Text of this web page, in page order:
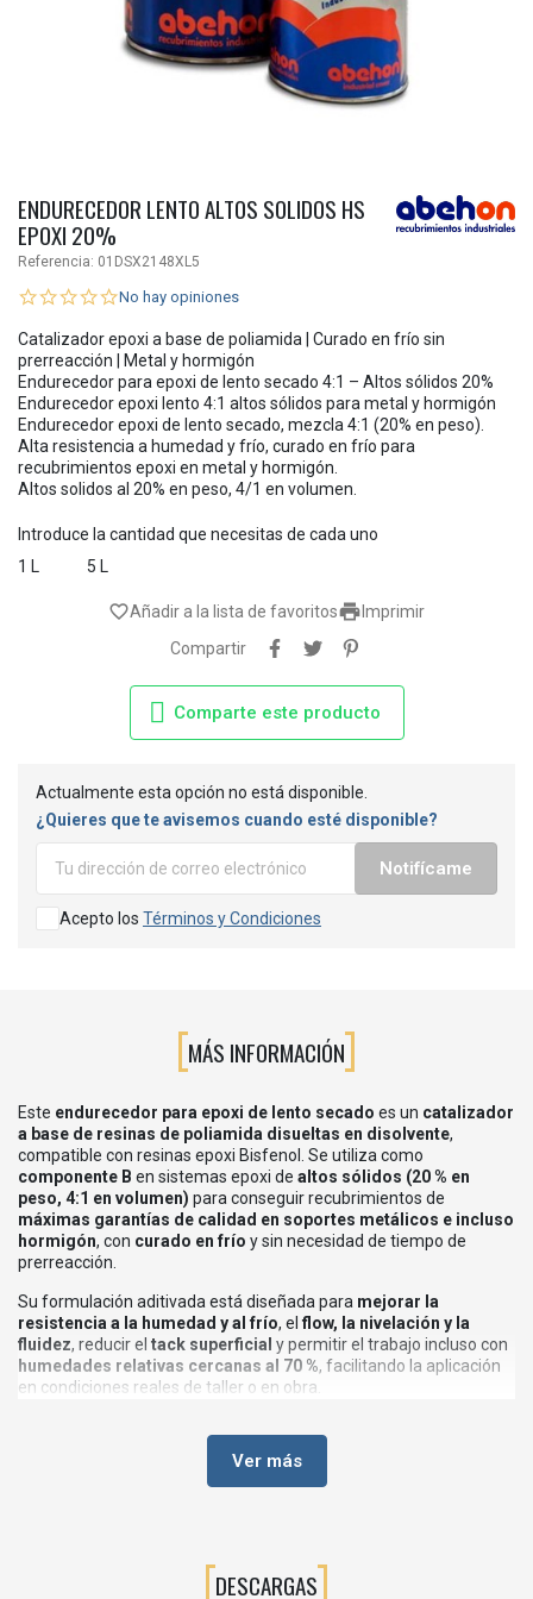
ENDURECEDOR LENTO ALTOS SOLIDOS HS
EPOXI 20%
Referencia: 01DSX2148XL5
No hay opiniones
Catalizador epoxi a base de poliamida | Curado en frío sin
prerreacción | Metal y hormigón
Endurecedor para epoxi de lento secado 4:1 – Altos sólidos 20%
Endurecedor epoxi lento 4:1 altos sólidos para metal y hormigón
Endurecedor epoxi de lento secado, mezcla 4:1 (20% en peso).
Alta resistencia a humedad y frío, curado en frío para
recubrimientos epoxi en metal y hormigón.
Altos solidos al 20% en peso, 4/1 en volumen.
Introduce la cantidad que necesitas de cada uno
1 L
5 L
 Imprimir
favorite_borderAñadir a la lista de favoritos
Compartir
Comparte este producto
Actualmente esta opción no está disponible.
¿Quieres que te avisemos cuando esté disponible?
Notifícame
Acepto los Términos y Condiciones
MÁS INFORMACIÓN
Este endurecedor para epoxi de lento secado es un catalizador
a base de resinas de poliamida disueltas en disolvente,
compatible con resinas epoxi Bisfenol. Se utiliza como
componente B en sistemas epoxi de altos sólidos (20 % en
peso, 4:1 en volumen) para conseguir recubrimientos de
máximas garantías de calidad en soportes metálicos e incluso
hormigón, con curado en frío y sin necesidad de tiempo de
prerreacción.
Su formulación aditivada está diseñada para mejorar la
resistencia a la humedad y al frío, elflow, la nivelación y la
fluidez, reducir el tack superficial y permitir el trabajo incluso con
humedades relativas cercanas al 70 %, facilitando la aplicación
en condiciones reales de taller o en obra.
💡CARACTERÍSTICAS PRINCIPALES
Endurecedor epoxi de lento secadopara sistemas de
con resinas epoxi Bisfenol.
Ver más
DESCARGAS